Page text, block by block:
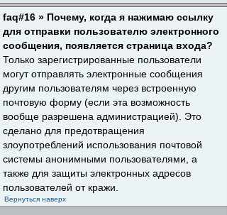
faq#16 » Почему, когда я нажимаю ссылку
для отправки пользователю электронного
сообщения, появляется страница входа?
Только зарегистрированные пользователи
могут отправлять электронные сообщения
другим пользователям через встроенную
почтовую форму (если эта возможность
вообще разрешена администрацией). Это
сделано для предотвращения
злоупотреблений использования почтовой
системы анонимными пользователями, а
также для защиты электронных адресов
пользователей от кражи.
Вернуться наверх